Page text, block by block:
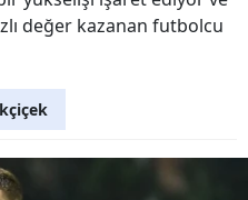
değer kazanan futbolcu